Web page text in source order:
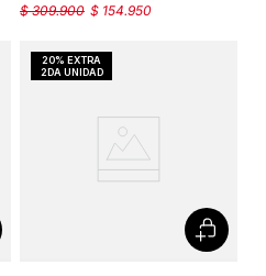
$ 154.950
$ 309.900